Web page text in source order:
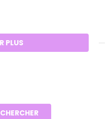
PLUS